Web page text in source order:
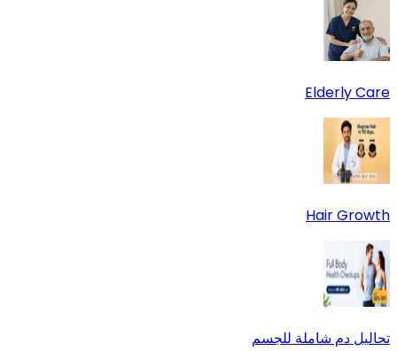
Elderly Care
Hair Growth
تحاليل دم شاملة للجسم